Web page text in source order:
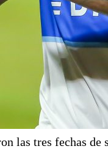
las tres fechas de